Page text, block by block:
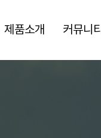
제품소개 커뮤니티